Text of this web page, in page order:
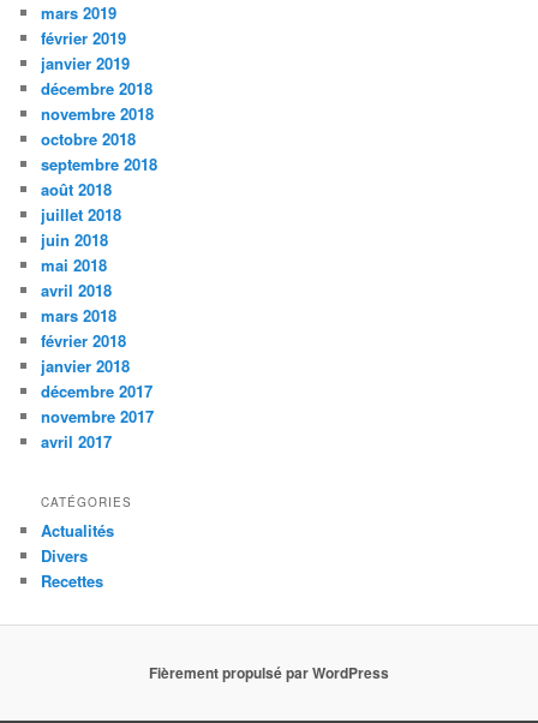
mars 2019
février 2019
janvier 2019
décembre 2018
novembre 2018
octobre 2018
septembre 2018
août 2018
juillet 2018
juin 2018
mai 2018
avril 2018
mars 2018
février 2018
janvier 2018
décembre 2017
novembre 2017
avril 2017
CATÉGORIES
Actualités
Divers
Recettes
Fièrement propulsé par WordPress